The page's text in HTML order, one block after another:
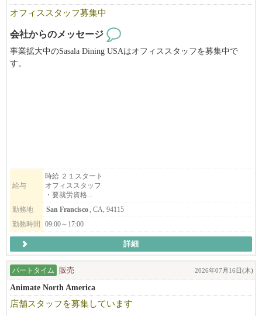
オフィススタッフ募集中
会社からのメッセージ
事業拡大中のSasala Dining USAはオフィススタッフを募集中で
す。
を募集していますので、
就労資格をお持ちの方、是非ご応募ください。
あわせて、新店Hinodeya Ramen Berkeley店で働いて頂けるスタッ
フも募集しております（要就労資格）。
弊社 彩々楽ダイニンググループは創業1886年本社は埼玉県。日本
飲食店を展開している会社です。元々は埼玉の片田舎の一飲食店
であった実家「ひのでや食堂」でしたが、4代目当主である私が20
代30代と欧州や米国などで海外勤務をした経験を通じ、世界にお
ける和食の特異性（うまみ だしの概念）や調理技巧の素晴らし
給与
時給 ２１スタート
オフィススタッフ
・要就労資格...
勤務地
San Francisco , CA, 94115
勤務時間
09:00～17:00
詳細
パートタイム 販売 2026年07月16日(木)
Animate North America
店舗スタッフを募集しています